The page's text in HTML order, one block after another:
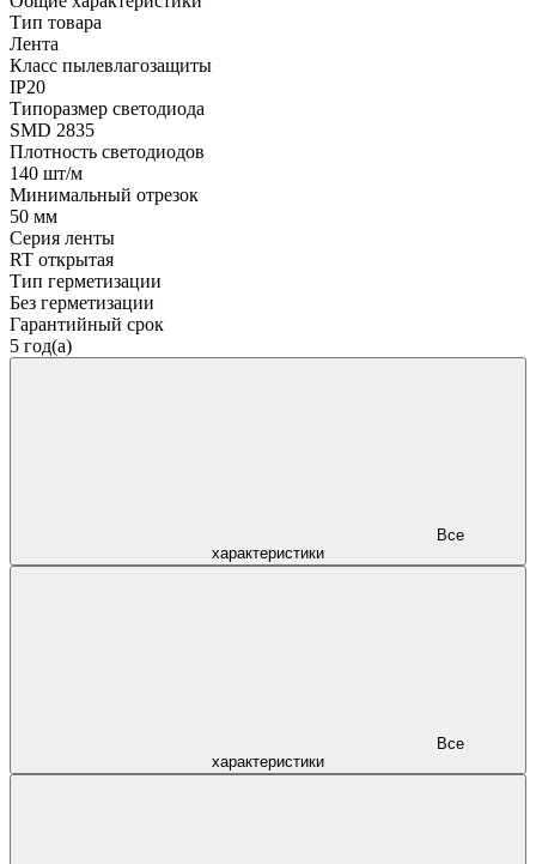
Тип товара
Лента
Класс пылевлагозащиты
IP20
Типоразмер светодиода
SMD 2835
Плотность светодиодов
140 шт/м
Минимальный отрезок
50 мм
Серия ленты
RT открытая
Тип герметизации
Без герметизации
Гарантийный срок
5 год(а)
характеристики
характеристики